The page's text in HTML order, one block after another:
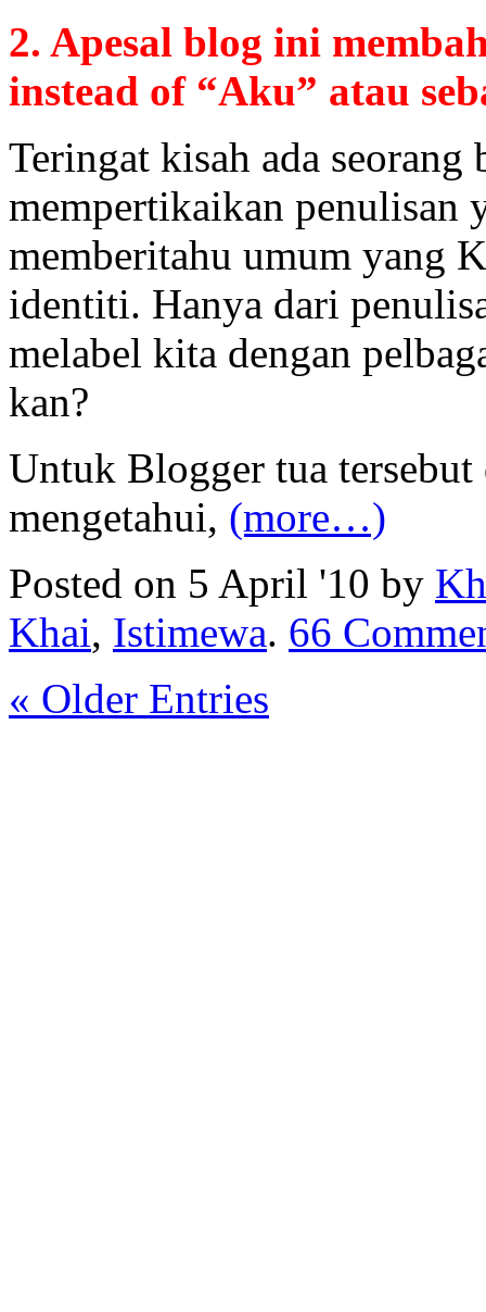
2. Apesal blog ini
instead of “Aku” atau
Teringat kisah ada
mempertikaikan penulisan
memberitahu umum yang
identiti. Hanya dari
melabel kita dengan
kan?
Untuk Blogger tua tersebut
mengetahui, (more…)
Posted on 5 April '10 by
Khai, Istimewa. 66
« Older Entries